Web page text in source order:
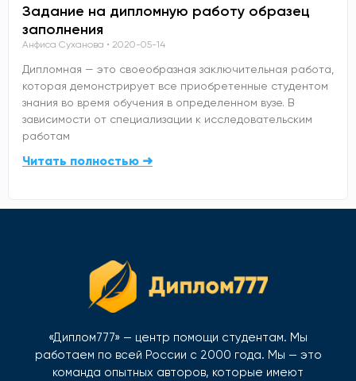
Задание на дипломную работу образец
заполнения
Анфиса Суханова 2020-05-14
Дипломная — это своеобразная заключительная работа,
которая демонстрирует все приобретенные студентом
знания во время обучения в определенном вузе. В
зависимости от специализации к исследовательским
работам
Читать полностью ➜
«Диплом777» — центр помощи студентам. Мы
работаем по всей России с 2000 года. Мы — это
команда опытных авторов, которые имеют